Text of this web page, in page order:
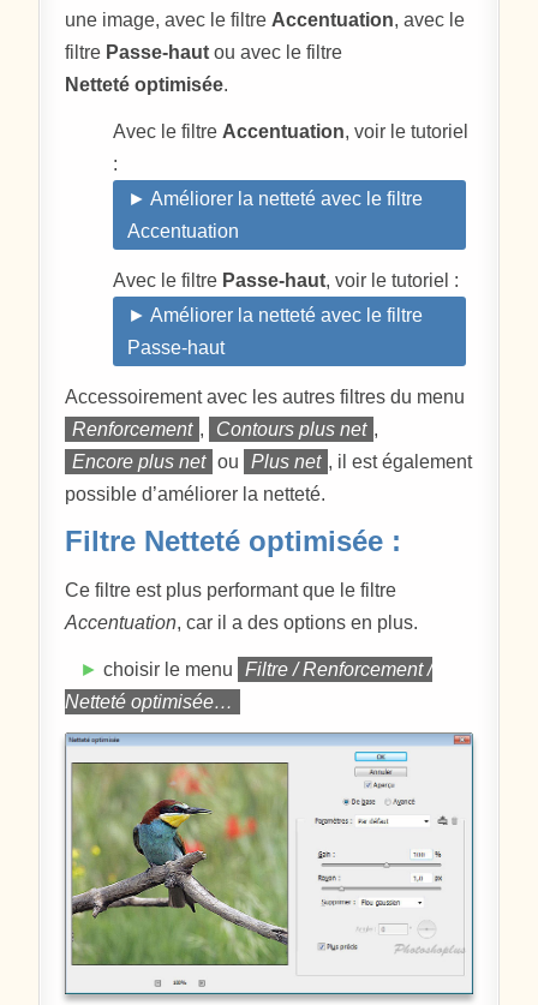
une image, avec le filtre Accentuation, avec le
filtre Passe-haut ou avec le filtre
Netteté optimisée.
Avec le filtre Accentuation, voir le tutoriel
:
► Améliorer la netteté avec le filtre
Accentuation
Avec le filtre Passe-haut, voir le tutoriel :
► Améliorer la netteté avec le filtre
Passe-haut
Accessoirement avec les autres filtres du menu
Renforcement , Contours plus net ,
Encore plus net ou Plus net , il est également
possible d’améliorer la netteté.
Filtre Netteté optimisée :
Ce filtre est plus performant que le filtre
Accentuation, car il a des options en plus.
► choisir le menu
Filtre / Renforcement /
Netteté optimisée…